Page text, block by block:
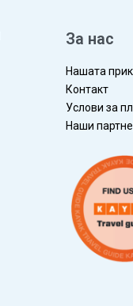
За нас
Нашата
Контакт
Услови за
Наши